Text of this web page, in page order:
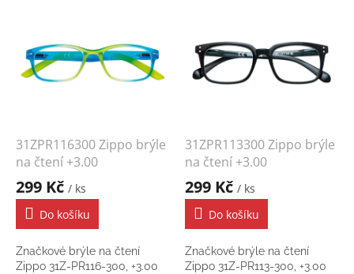
31ZPR116300 Zippo brýle
na čtení +3.00
299 Kč / ks
Do košíku
Značkové brýle na čtení
Zippo 31Z-PR116-300, +3.00
31ZPR113300 Zippo brýle
na čtení +3.00
299 Kč / ks
Do košíku
Značkové brýle na čtení
Zippo 31Z-PR113-300, +3.00